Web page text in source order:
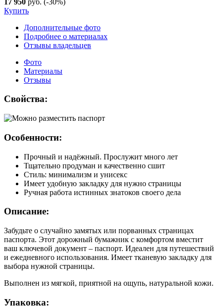
Купить
Дополнительные фото
Подробнее о материалах
Отзывы владельцев
Фото
Материалы
Отзывы
Свойства:
Особенности:
Прочный и надёжный. Прослужит много лет
Тщательно продуман и качественно сшит
Стиль: минимализм и унисекс
Имеет удобную закладку для нужно страницы
Ручная работа истинных знатоков своего дела
Описание:
Забудьте о случайно замятых или порванных страницах
паспорта. Этот дорожный бумажник с комфортом вместит
ваш ключевой документ – паспорт. Идеален для путешествий
и ежедневного использования. Имеет тканевую закладку для
выбора нужной страницы.
Выполнен из мягкой, приятной на ощупь, натуральной кожи.
Упаковка: